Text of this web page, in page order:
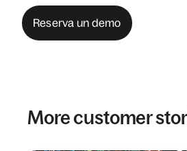
Reserva un demo
More customer